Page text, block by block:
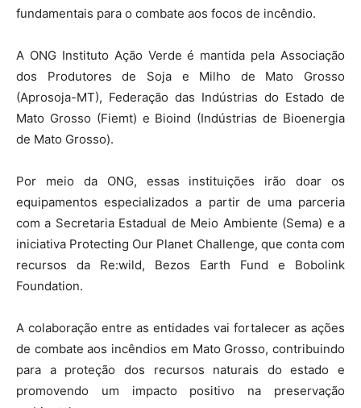
fundamentais para o combate aos focos de incêndio.
A ONG Instituto Ação Verde é mantida pela Associação
dos Produtores de Soja e Milho de Mato Grosso
(Aprosoja-MT), Federação das Indústrias do Estado de
Mato Grosso (Fiemt) e Bioind (Indústrias de Bioenergia
de Mato Grosso).
Por meio da ONG, essas instituições irão doar os
equipamentos especializados a partir de uma parceria
com a Secretaria Estadual de Meio Ambiente (Sema) e a
iniciativa Protecting Our Planet Challenge, que conta com
recursos da Re:wild, Bezos Earth Fund e Bobolink
Foundation.
A colaboração entre as entidades vai fortalecer as ações
de combate aos incêndios em Mato Grosso, contribuindo
para a proteção dos recursos naturais do estado e
promovendo um impacto positivo na preservação